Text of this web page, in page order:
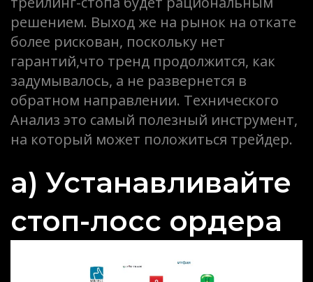
решением. Выход же на рынок на откате
более рискован, поскольку нет
гарантий,что тренд продолжится, как
задумывалось, а не развернется в
обратном направлении. Технического
Анализ это самый полезный инструмент,
на который может положиться трейдер.
a) Устанавливайте
стоп-лосс ордера